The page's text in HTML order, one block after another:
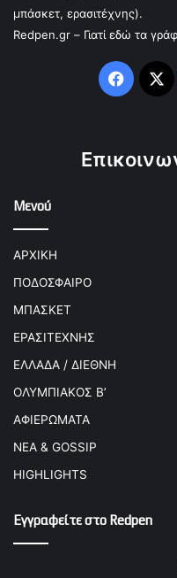
μπάσκετ, ερασιτέχνης).
Redpen.gr – Γιατί εδώ τα
X
Μενού
ΑΡΧΙΚΗ
ΠΟΔΟΣΦΑΙΡΟ
ΜΠΑΣΚΕΤ
ΕΡΑΣΙΤΕΧΝΗΣ
ΕΛΛΑΔΑ / ΔΙΕΘΝΗ
ΟΛΥΜΠΙΑΚΟΣ Β’
ΑΦΙΕΡΩΜΑΤΑ
ΝΕΑ & GOSSIP
HIGHLIGHTS
Εγγραφείτε στο Redpen